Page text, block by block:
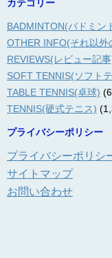
カテゴリー
BADMINTON(バドミン
OTHER INFO(それ以外
REVIEWS(レビュー記
SOFT TENNIS(ソフト
TABLE TENNIS(卓球)
TENNIS(硬式テニス)
プライバシーポリシー
プライバシーポリシ
サイトマップ
お問い合わせ